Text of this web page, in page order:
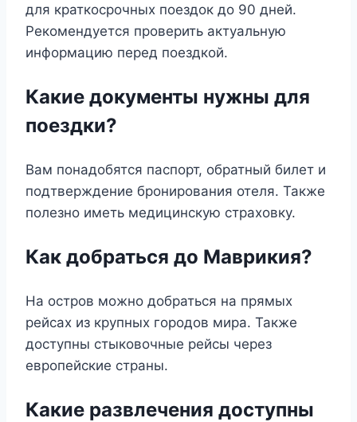
для краткосрочных поездок до 90 дней.
Рекомендуется проверить актуальную
информацию перед поездкой.
Какие документы нужны для
поездки?
Вам понадобятся паспорт, обратный билет и
подтверждение бронирования отеля. Также
полезно иметь медицинскую страховку.
Как добраться до Маврикия?
На остров можно добраться на прямых
рейсах из крупных городов мира. Также
доступны стыковочные рейсы через
европейские страны.
Какие развлечения доступны